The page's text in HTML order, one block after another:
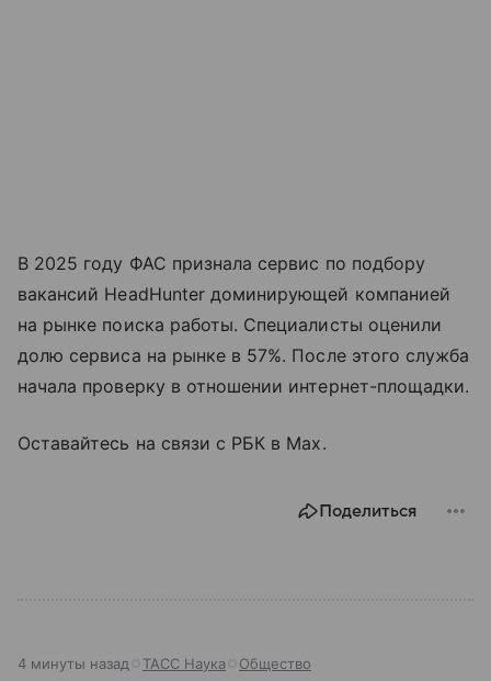
В 2025 году ФАС признала сервис по подбору
вакансий HeadHunter доминирующей компанией
на рынке поиска работы. Специалисты оценили
долю сервиса на рынке в 57%. После этого служба
начала проверку в отношении интернет-площадки.
Оставайтесь на связи с РБК в Max.
Поделиться
4 минуты назад ТАСС Наука Общество